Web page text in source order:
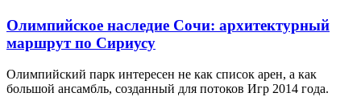
Олимпийское наследие Сочи: архитектурный
маршрут по Сириусу
Олимпийский парк интересен не как список арен, а как
большой ансамбль, созданный для потоков Игр 2014 года.